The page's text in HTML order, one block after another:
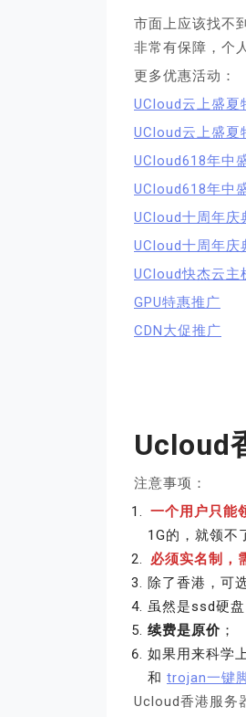
市面上应该找不
非常有保障，个
更多优惠活动：
UCloud云上盛夏
UCloud云上盛夏
UCloud618年中
UCloud618年中
UCloud十周年庆
UCloud十周年庆
UCloud快杰云主
GPU特惠推广
CDN大促推广
Ucloud
注意事项：
一个用户只能
1G的，就领不
必须实名制，
除了香港，可
虽然是ssd硬
续费是原价 ；
如果用来科学
和 trojan一键
Ucloud香港服务